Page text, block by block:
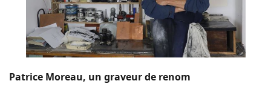
Patrice Moreau, un graveur de renom